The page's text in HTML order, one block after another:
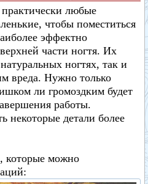
любые
чтобы поместиться
эффектно
части ногтя. Их
ногтях, так и
вреда. Нужно только
ли громоздким будет
работы.
некоторые детали более
которые можно